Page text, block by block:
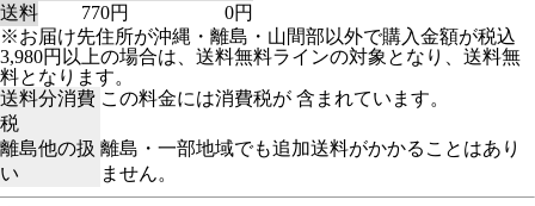
送料
770円
0円
※お届け先住所が沖縄・離島・山間部以外で購入金額が税込
3,980円以上の場合は、送料無料ラインの対象となり、送料無
料となります。
送料分消費
税
この料金には消費税が 含まれています。
離島他の扱
い
離島・一部地域でも追加送料がかかることはあり
ません。